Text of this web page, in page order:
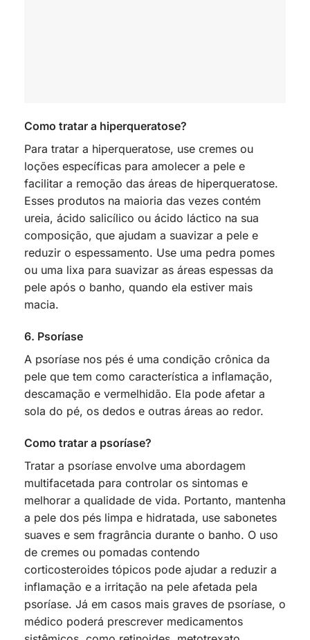
Como tratar a hiperqueratose?
Para tratar a hiperqueratose, use cremes ou
loções específicas para amolecer a pele e
facilitar a remoção das áreas de hiperqueratose.
Esses produtos na maioria das vezes contém
ureia, ácido salicílico ou ácido láctico na sua
composição, que ajudam a suavizar a pele e
reduzir o espessamento. Use uma pedra pomes
ou uma lixa para suavizar as áreas espessas da
pele após o banho, quando ela estiver mais
macia.
6. Psoríase
A psoríase nos pés é uma condição crônica da
pele que tem como característica a inflamação,
descamação e vermelhidão. Ela pode afetar a
sola do pé, os dedos e outras áreas ao redor.
Como tratar a psoríase?
Tratar a psoríase envolve uma abordagem
multifacetada para controlar os sintomas e
melhorar a qualidade de vida. Portanto, mantenha
a pele dos pés limpa e hidratada, use sabonetes
suaves e sem fragrância durante o banho. O uso
de cremes ou pomadas contendo
corticosteroides tópicos pode ajudar a reduzir a
inflamação e a irritação na pele afetada pela
psoríase. Já em casos mais graves de psoríase, o
médico poderá prescrever medicamentos